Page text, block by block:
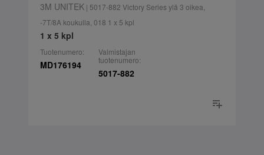
3M UNITEK| 5017-882 Victory Series ylä 3 oikea,
-7T/8A koukulla, 018 1 x 5 kpl
1 x 5 kpl
Tuotenumero:
MD176194
Valmistajan
tuotenumero:
5017-882